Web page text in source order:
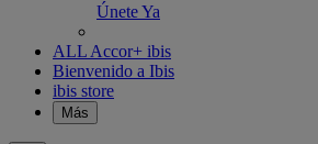
Únete Ya
ALL Accor+ ibis
Bienvenido a Ibis
ibis store
Más